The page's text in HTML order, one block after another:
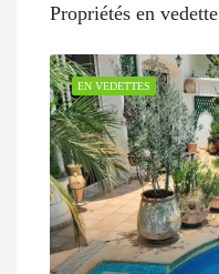
Propriétés en vedette
EN VEDETTES